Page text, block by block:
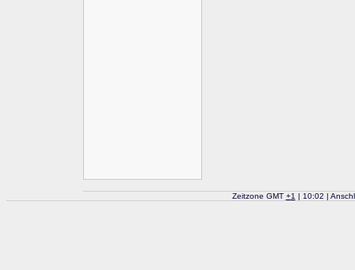
Zeitzone GMT +1 | 10:02 |